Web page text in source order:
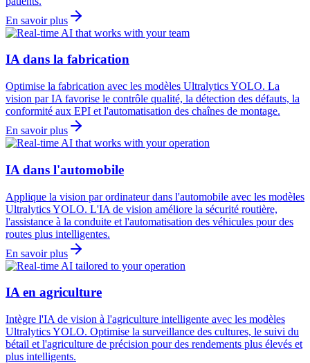
En savoir plus
IA dans la fabrication
Optimise la fabrication avec les modèles Ultralytics YOLO. La
vision par IA favorise le contrôle qualité, la détection des défauts, la
conformité aux EPI et l'automatisation des chaînes de montage.
En savoir plus
IA dans l'automobile
Applique la vision par ordinateur dans l'automobile avec les modèles
Ultralytics YOLO. L'IA de vision améliore la sécurité routière,
l'assistance à la conduite et l'automatisation des véhicules pour des
routes plus intelligentes.
En savoir plus
IA en agriculture
Intègre l'IA de vision à l'agriculture intelligente avec les modèles
Ultralytics YOLO. Optimise la surveillance des cultures, le suivi du
bétail et l'agriculture de précision pour des rendements plus élevés et
plus intelligents.